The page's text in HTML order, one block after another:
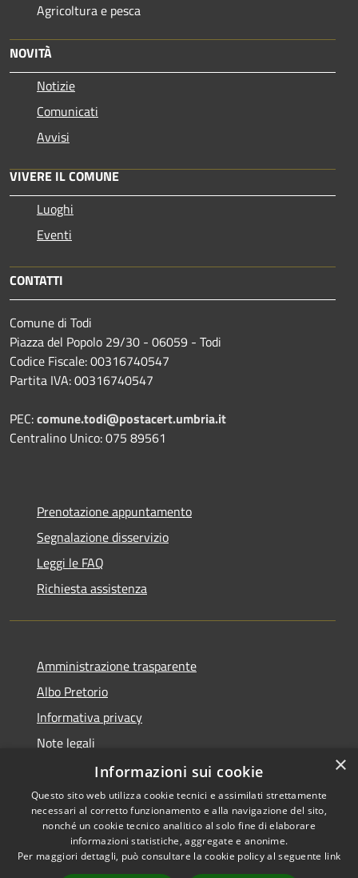
Agricoltura e pesca
NOVITÀ
Notizie
Comunicati
Avvisi
VIVERE IL COMUNE
Luoghi
Eventi
CONTATTI
Comune di Todi
Piazza del Popolo 29/30 - 06059 - Todi
Codice Fiscale: 00316740547
Partita IVA: 00316740547
PEC:comune.todi@postacert.umbria.it
Centralino Unico: 075 89561
Prenotazione appuntamento
Segnalazione disservizio
Leggi le FAQ
Richiesta assistenza
Amministrazione trasparente
Albo Pretorio
Informativa privacy
Note legali
Dichiarazione di accessibilità
RSS
Accessibilità
Copyright © 2026 • Comune di
×
Informazioni sui cookie
Questo sito web utilizza cookie tecnici e assimilati strettamente
necessari al corretto funzionamento e alla navigazione del sito,
nonché un cookie tecnico analitico al solo fine di elaborare
informazioni statistiche, aggregate e anonime.
Per maggiori dettagli, può consultare la cookie policy al seguente link